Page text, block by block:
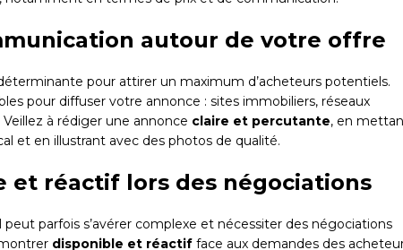
autour de votre offre
pour attirer un maximum d’acheteurs potentiels.
pour diffuser votre annonce : sites immobiliers, réseaux
à rédiger une annonce claire et percutante, en
et en illustrant avec des photos de qualité.
et réactif lors des négociations
parfois s’avérer complexe et nécessiter des négociations
disponible et réactif face aux demandes des